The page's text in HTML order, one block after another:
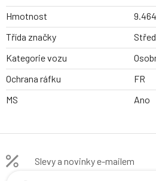
Hmotnost
9.464
Třída značky
Střed
Kategorie vozu
Ochrana ráfku
FR
MS
Ano
Slevy a novinky e-mailem